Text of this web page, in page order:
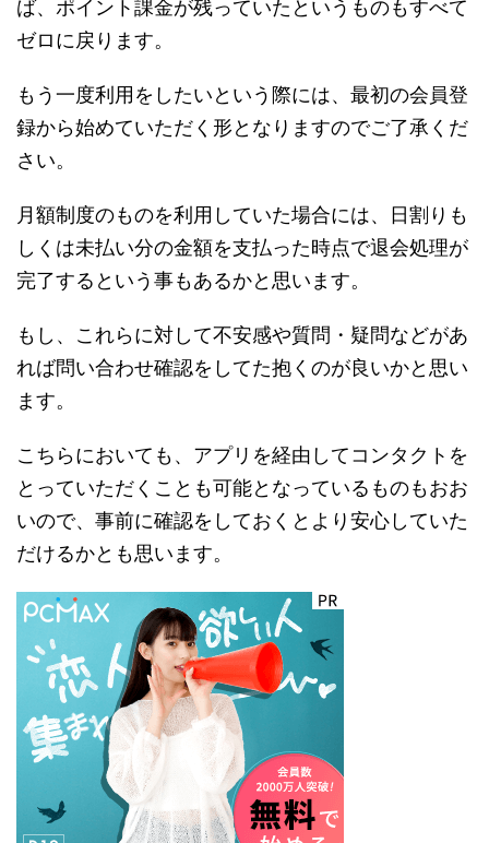
ば、ポイント課金が残っていたというものもすべて
ゼロに戻ります。
もう一度利用をしたいという際には、最初の会員登
録から始めていただく形となりますのでご了承くだ
さい。
月額制度のものを利用していた場合には、日割りも
しくは未払い分の金額を支払った時点で退会処理が
完了するという事もあるかと思います。
もし、これらに対して不安感や質問・疑問などがあ
れば問い合わせ確認をしてた抱くのが良いかと思い
ます。
こちらにおいても、アプリを経由してコンタクトを
とっていただくことも可能となっているものもおお
いので、事前に確認をしておくとより安心していた
だけるかとも思います。